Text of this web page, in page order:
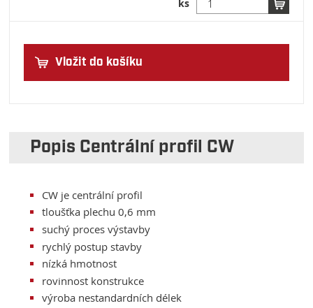
ks
Vložit do košíku
Popis Centrální profil CW
CW je centrální profil
tloušťka plechu 0,6 mm
suchý proces výstavby
rychlý postup stavby
nízká hmotnost
rovinnost konstrukce
výroba nestandardních délek